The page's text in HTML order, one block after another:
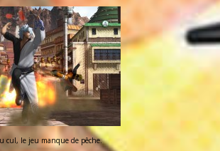
cul, le jeu manque de pêche.